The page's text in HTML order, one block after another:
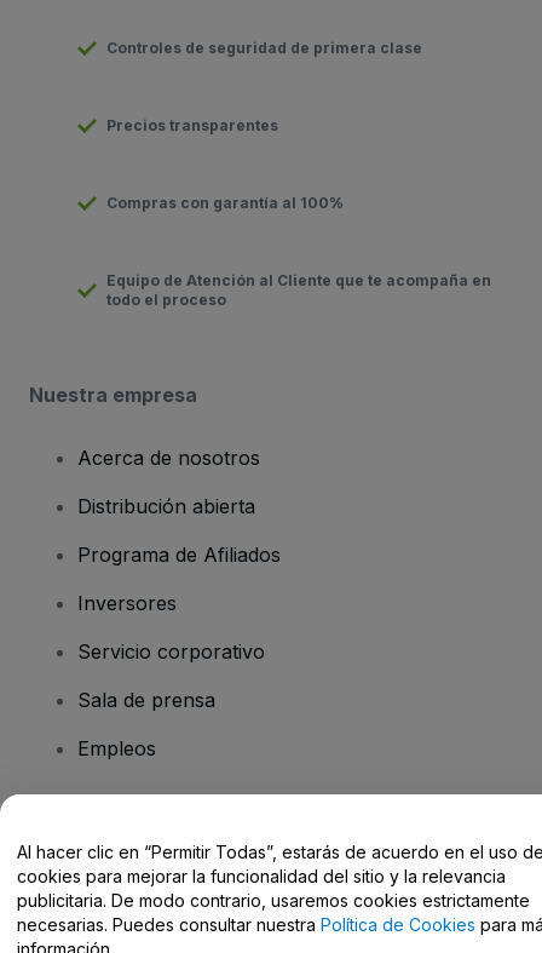
Controles de seguridad de primera clase
Precios transparentes
Compras con garantía al 100%
Equipo de Atención al Cliente que te acompaña en
todo el proceso
Nuestra empresa
Acerca de nosotros
Distribución abierta
Programa de Afiliados
Inversores
Servicio corporativo
Sala de prensa
Empleos
Centro de Ayuda / Contacto
Al hacer clic en “Permitir Todas”, estarás de acuerdo en el uso
cookies para mejorar la funcionalidad del sitio y la relevancia
publicitaria. De modo contrario, usaremos cookies estrictamente
necesarias. Puedes consultar nuestra Política de Cookies para
información.